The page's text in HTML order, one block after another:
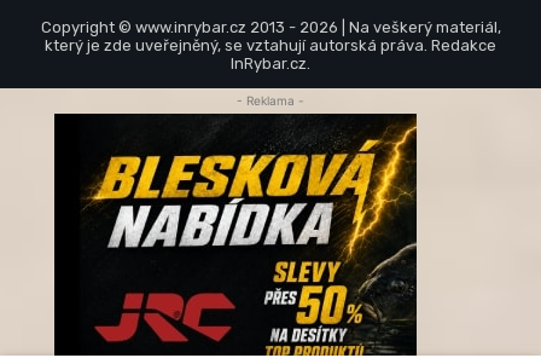
Copyright © www.inrybar.cz 2013 - 2026 | Na veškerý materiál,
který je zde uveřejněný, se vztahují autorská práva. Redakce
InRybar.cz.
- Reklama -